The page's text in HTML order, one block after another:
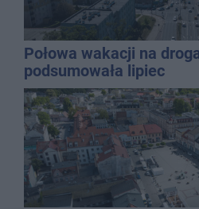
Połowa wakacji na
podsumowała lipiec